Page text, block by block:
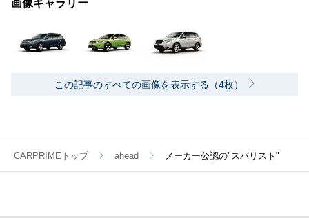
画像ギャラリー
この記事のすべての画像を表示する（4枚）
CARPRIMEトップ ahead メーカー公認の"スバリスト"